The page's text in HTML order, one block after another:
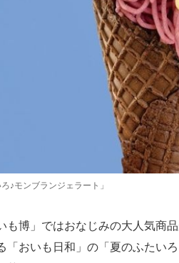
ろ♪モンブランジェラート」
も博」ではおなじみの大人気商
「おいも日和」の「夏のふたい